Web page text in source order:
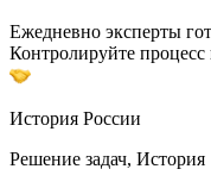
Ежедневно эксперты
Контролируйте
История России
Решение задач, История